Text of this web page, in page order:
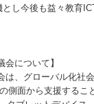
し今後も益々教育
について】
、グローバル化社
側面から支援するこ